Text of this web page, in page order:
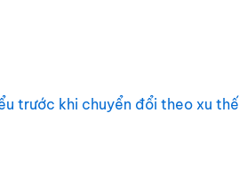
trước khi chuyển đổi theo xu thế